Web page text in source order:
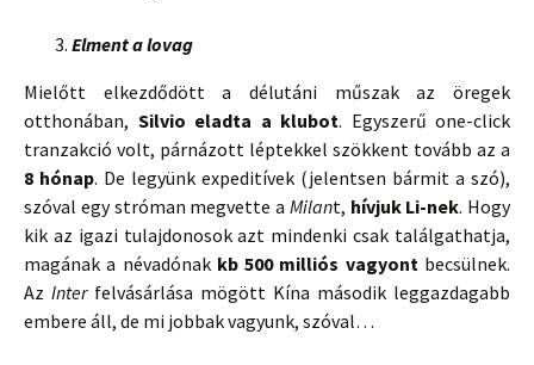
Elment a lovag
Mielőtt elkezdődött a délutáni műszak az öregek
otthonában, Silvio eladta a klubot. Egyszerű one-click
tranzakció volt, párnázott léptekkel szökkent tovább az a
8 hónap. De legyünk expeditívek (jelentsen bármit a szó),
szóval egy stróman megvette a Milant, hívjuk Li-nek. Hogy
kik az igazi tulajdonosok azt mindenki csak találgathatja,
magának a névadónak kb 500 milliós vagyont becsülnek.
Az Interfelvásárlása mögött Kína második leggazdagabb
embere áll, de mi jobbak vagyunk, szóval…